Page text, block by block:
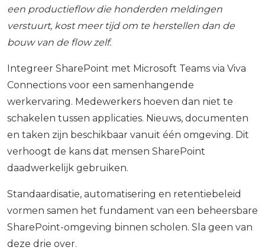
een productieflow die honderden meldingen
verstuurt, kost meer tijd om te herstellen dan de
bouw van de flow zelf.
Integreer SharePoint met Microsoft Teams via Viva
Connections voor een samenhangende
werkervaring. Medewerkers hoeven dan niet te
schakelen tussen applicaties. Nieuws, documenten
en taken zijn beschikbaar vanuit één omgeving. Dit
verhoogt de kans dat mensen SharePoint
daadwerkelijk gebruiken.
Standaardisatie, automatisering en retentiebeleid
vormen samen het fundament van een beheersbare
SharePoint-omgeving binnen scholen. Sla geen van
deze drie over.